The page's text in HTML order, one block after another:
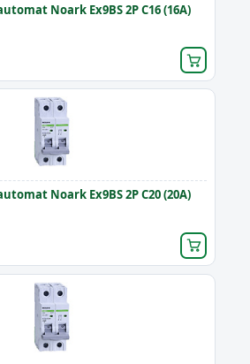
Noark Ex9BS 2P C16 (16A)
Noark Ex9BS 2P C20 (20A)